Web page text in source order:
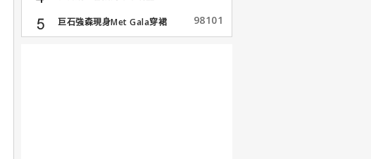
巨石強森現身Met Gala穿裙
子...
98101